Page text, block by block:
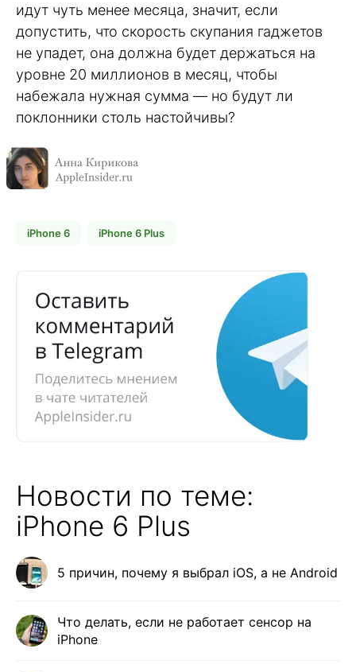
идут чуть менее месяца, значит, если
допустить, что скорость скупания гаджетов
не упадет, она должна будет держаться на
уровне 20 миллионов в месяц, чтобы
набежала нужная сумма — но будут ли
поклонники столь настойчивы?
iPhone 6 iPhone 6 Plus
Новости по теме:
iPhone 6 Plus
5 причин, почему я выбрал iOS, а не Android
Что делать, если не работает сенсор на
iPhone